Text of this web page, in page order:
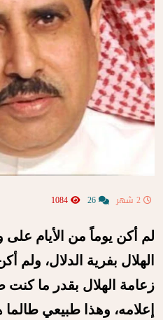
لم أكن يوماً من الأيام
الهلال بفرية الدلال، ولم
زعامة الهلال بقدر ما
إعلامه، وهذا طبيعي